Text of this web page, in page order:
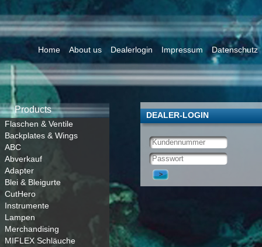
Home About us Dealerlogin Impressum Datenschutz
Products
Flaschen & Ventile
Backplates & Wings
ABC
Abverkauf
Adapter
Blei & Bleigurte
CutHero
Instrumente
Lampen
Merchandising
MIFLEX Schläuche
DEALER-LOGIN